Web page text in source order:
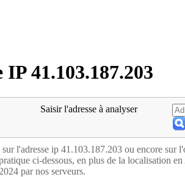
41.103.187.203
Saisir l'adresse à analyser
l'adresse ip 41.103.187.203 ou encore sur
ci-dessous, en plus de la localisation
par nos serveurs.